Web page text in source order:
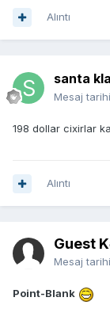
Alıntı
santa
Mesaj
198 dollar cixirlar
Alıntı
Guest
Mesaj
Point-Blank